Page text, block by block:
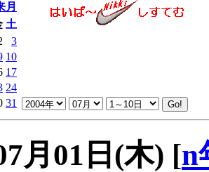
月
土
3
10
17
24
31
月01日(木) [n